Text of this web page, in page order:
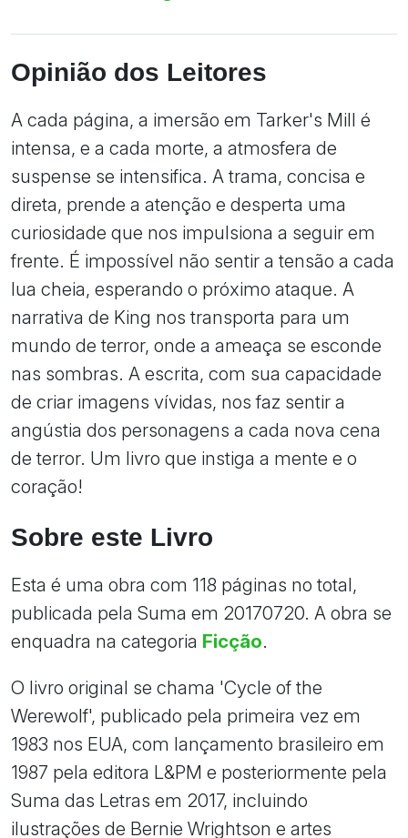
Opinião dos Leitores
A cada página, a imersão em Tarker's Mill é
intensa, e a cada morte, a atmosfera de
suspense se intensifica. A trama, concisa e
direta, prende a atenção e desperta uma
curiosidade que nos impulsiona a seguir em
frente. É impossível não sentir a tensão a cada
lua cheia, esperando o próximo ataque. A
narrativa de King nos transporta para um
mundo de terror, onde a ameaça se esconde
nas sombras. A escrita, com sua capacidade
de criar imagens vívidas, nos faz sentir a
angústia dos personagens a cada nova cena
de terror. Um livro que instiga a mente e o
coração!
Sobre este Livro
Esta é uma obra com 118 páginas no total,
publicada pela Suma em 20170720. A obra se
enquadra na categoria Ficção.
O livro original se chama 'Cycle of the
Werewolf', publicado pela primeira vez em
1983 nos EUA, com lançamento brasileiro em
1987 pela editora L&PM e posteriormente pela
Suma das Letras em 2017, incluindo
ilustrações de Bernie Wrightson e artes